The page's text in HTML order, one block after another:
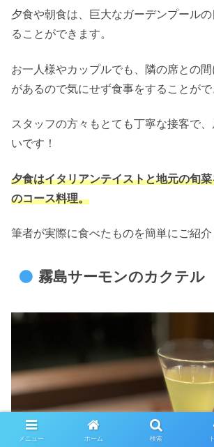
夕食や朝食は、巨大なガーデンプール
ることができます。
お一人様やカップルでも、隣の席との
があるので気にせず食事をすることがで
スタッフの方々もとても丁寧な接客で
いです！
夕食はイタリアンテイストと地元の旬
のコース料理。
筆者が実際に食べたものを簡単にご紹介
霧島サーモンのカクテル
メニュー ホーム 検索